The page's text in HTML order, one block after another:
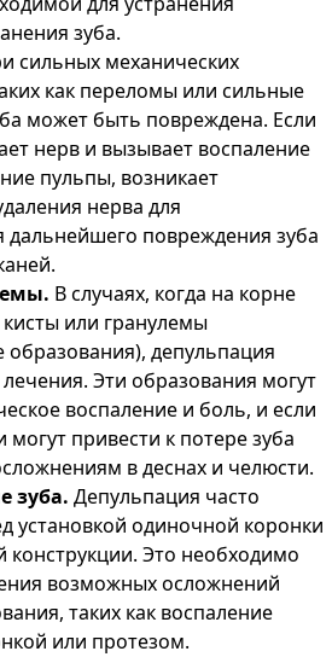
зуба​.
сильных механических
как переломы или сильные
может быть повреждена. Если
нерв и вызывает воспаление
пульпы, возникает
нерва для
повреждения зуба
В случаях, когда на корне
или гранулемы
образования), депульпация
Эти образования могут
воспаление и боль, и если
могут привести к потере зуба
в деснах и челюсти​.
зуба. Депульпация часто
установкой одиночной коронки
конструкции. Это необходимо
возможных осложнений
таких как воспаление
или протезом​.